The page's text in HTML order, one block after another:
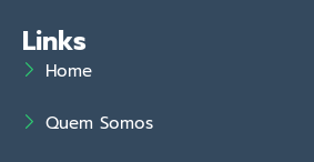
Links
Home
Quem Somos